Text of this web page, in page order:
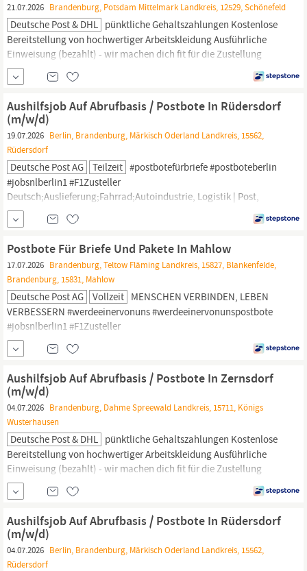
21.07.2026 Brandenburg, Potsdam Mittelmark Landkreis, 12529, Schönefeld
Deutsche Post & DHL pünktliche Gehaltszahlungen Kostenlose
Bereitstellung von hochwertiger Arbeitskleidung Ausführliche
Einweisung (bezahlt) - wir machen dich fit für die Zustellung
Appcast Deutsch;Auslieferung;Flexibilität;Autoindustrie, Logistik |
Post,
Paketdienste
Aushilfsjob Auf Abrufbasis / Postbote In Rüdersdorf
(m/w/d)
19.07.2026 Berlin, Brandenburg, Märkisch Oderland Landkreis, 15562,
Rüdersdorf
Deutsche Post AG Teilzeit #postbotefürbriefe #postboteberlin
#jobsnlberlin1 #F1Zusteller
Deutsch;Auslieferung;Fahrrad;Autoindustrie, Logistik | Post,
Paketdienste,
Feste Anstellung, Mit Berufserfahrung, Teilzeit
Postbote Für Briefe Und Pakete In Mahlow
17.07.2026 Brandenburg, Teltow Fläming Landkreis, 15827, Blankenfelde,
Brandenburg, 15831, Mahlow
Deutsche Post AG Vollzeit MENSCHEN VERBINDEN, LEBEN
VERBESSERN #werdeeinervonuns #werdeeinervonunspostbote
#jobsnlberlin1 #F1Zusteller
Briefzustellung;Herzlich;Zählen;Deutsch;Auslieferung;Fahrzeuge
führen;Fahrrad, Logistik | Post,
Feste Anstellung, Mit
Aushilfsjob Auf Abrufbasis / Postbote In Zernsdorf
(m/w/d)
04.07.2026 Brandenburg, Dahme Spreewald Landkreis, 15711, Königs
Wusterhausen
Deutsche Post & DHL pünktliche Gehaltszahlungen Kostenlose
Bereitstellung von hochwertiger Arbeitskleidung Ausführliche
Einweisung (bezahlt) - wir machen dich fit für die Zustellung
Appcast Deutsch;Auslieferung;Flexibilität;Autoindustrie, Logistik |
Post,
Paketdienste
Aushilfsjob Auf Abrufbasis / Postbote In Rüdersdorf
(m/w/d)
04.07.2026 Berlin, Brandenburg, Märkisch Oderland Landkreis, 15562,
Rüdersdorf